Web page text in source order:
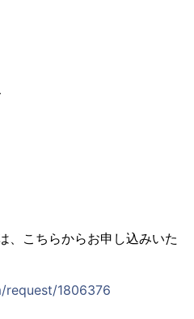
、こちらからお申し込みいた
1806376